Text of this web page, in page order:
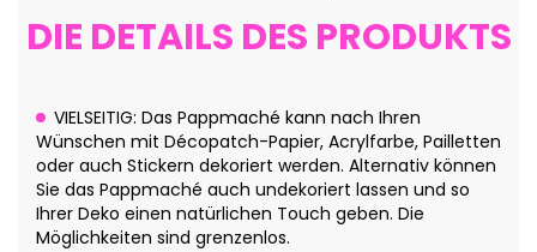
DIE DETAILS DES PRODUKTS
VIELSEITIG: Das Pappmaché kann nach Ihren
Wünschen mit Décopatch-Papier, Acrylfarbe, Pailletten
oder auch Stickern dekoriert werden. Alternativ können
Sie das Pappmaché auch undekoriert lassen und so
Ihrer Deko einen natürlichen Touch geben. Die
Möglichkeiten sind grenzenlos.